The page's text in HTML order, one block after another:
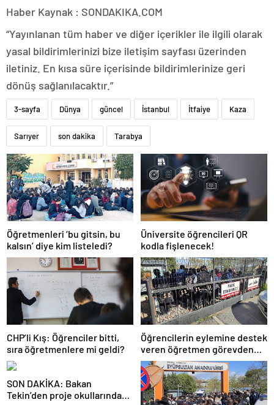
Haber Kaynak : SONDAKIKA.COM
“Yayınlanan tüm haber ve diğer içerikler ile ilgili olarak
yasal bildirimlerinizi bize iletişim sayfası üzerinden
iletiniz. En kısa süre içerisinde bildirimlerinize geri
dönüş sağlanılacaktır.”
3-sayfa Dünya güncel İstanbul İtfaiye Kaza
Sarıyer son dakika Tarabya
Öğretmenleri ‘bu gitsin, bu
kalsın’ diye kim listeledi?
Üniversite öğrencileri QR
kodla fişlenecek!
CHP’li Kış: Öğrenciler bitti,
sıra öğretmenlere mi geldi?
Öğrencilerin eylemine destek
veren öğretmen görevden
uzaklaştırıldı
SON DAKİKA: Bakan
Tekin’den proje okullarındaki